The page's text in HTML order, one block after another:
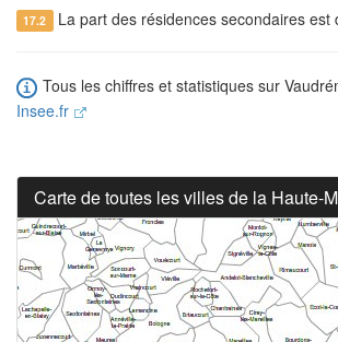
17.2 La part des résidences secondaires est
Tous les chiffres et statistiques sur
Insee.fr
Carte de toutes les villes de la Haute-